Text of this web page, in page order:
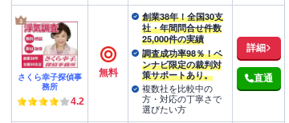
さくら幸子探偵事
務所
4.2
無料
創業38年！全国30支
社・年間問合せ件数
25,000件の実績
調査成功率98％！ベ
ンナビ限定の裁判対
策サポートあり。
複数社を比較中の
方・対応の丁寧さで
選びたい方
詳細
直通